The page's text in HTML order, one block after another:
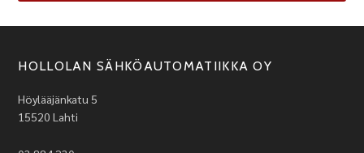
HOLLOLAN SÄHKÖAUTOMATIIKKA OY
Höylääjänkatu 5
15520 Lahti